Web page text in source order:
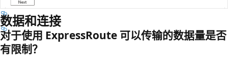
数据和连接
对于使用 ExpressRoute 可以传输的数据量是否
有限制？